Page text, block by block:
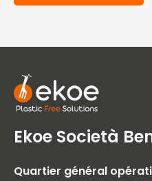
Ekoe Società
Quartier général